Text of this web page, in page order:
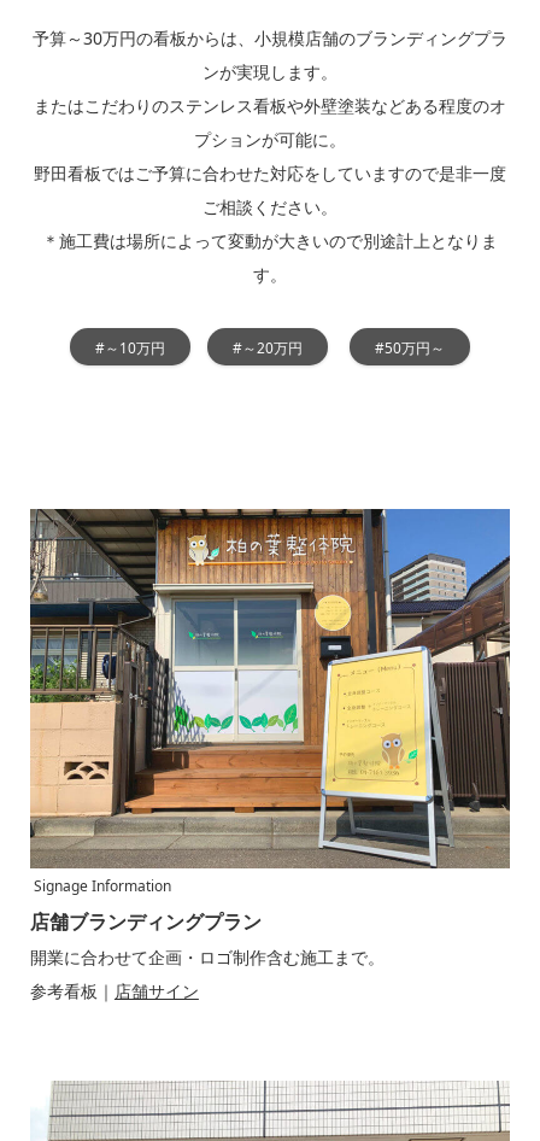
予算～30万円の看板からは、小規模店舗のブランディングプラ
ンが実現します。
またはこだわりのステンレス看板や外壁塗装などある程度のオ
プションが可能に。
野田看板ではご予算に合わせた対応をしていますので是非一度
ご相談ください。
＊施工費は場所によって変動が大きいので別途計上となりま
す。
#～10万円 #～20万円 #50万円～
Signage Information
店舗ブランディングプラン
開業に合わせて企画・ロゴ制作含む施工まで。
参考看板｜ 店舗サイン